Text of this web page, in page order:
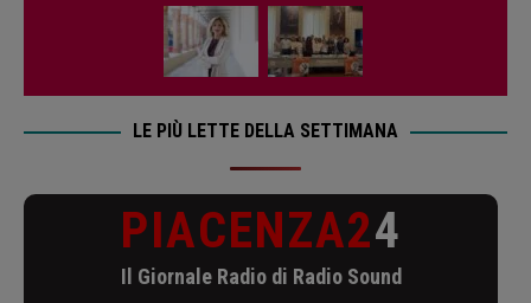
LE PIÙ LETTE DELLA SETTIMANA
PIACENZA24
Il Giornale Radio di Radio Sound